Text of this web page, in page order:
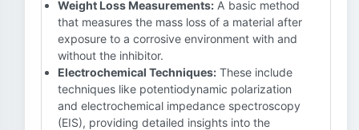
Weight Loss Measurements: A basic method
that measures the mass loss of a material after
exposure to a corrosive environment with and
without the inhibitor.
Electrochemical Techniques: These include
techniques like potentiodynamic polarization
and electrochemical impedance spectroscopy
(EIS), providing detailed insights into the